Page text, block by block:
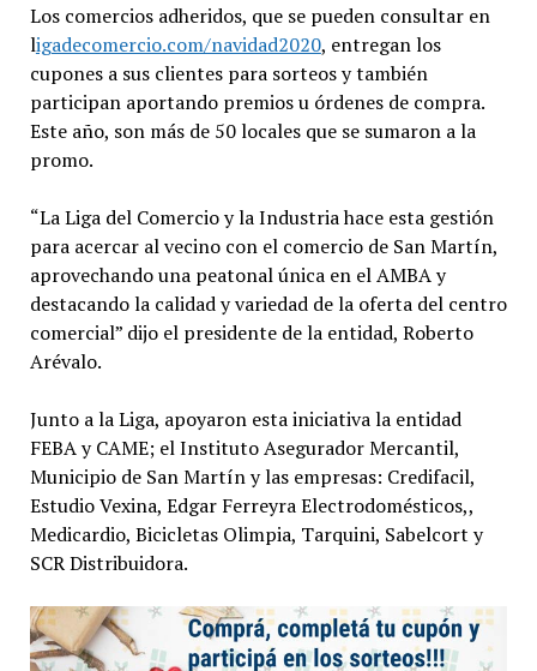
Los comercios adheridos, que se pueden consultar en
ligadecomercio.com/navidad2020, entregan los
cupones a sus clientes para sorteos y también
participan aportando premios u órdenes de compra.
Este año, son más de 50 locales que se sumaron a la
promo.
“La Liga del Comercio y la Industria hace esta gestión
para acercar al vecino con el comercio de San Martín,
aprovechando una peatonal única en el AMBA y
destacando la calidad y variedad de la oferta del centro
comercial” dijo el presidente de la entidad, Roberto
Arévalo.
Junto a la Liga, apoyaron esta iniciativa la entidad
FEBA y CAME; el Instituto Asegurador Mercantil,
Municipio de San Martín y las empresas: Credifacil,
Estudio Vexina, Edgar Ferreyra Electrodomésticos,,
Medicardio, Bicicletas Olimpia, Tarquini, Sabelcort y
SCR Distribuidora.